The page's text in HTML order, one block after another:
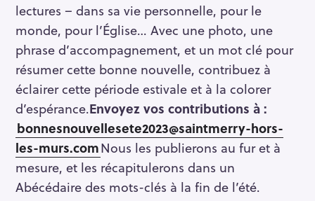
lectures – dans sa vie personnelle, pour le
monde, pour l’Église… Avec une photo, une
phrase d’accompagnement, et un mot clé pour
résumer cette bonne nouvelle, contribuez à
éclairer cette période estivale et à la colorer
d’espérance.Envoyez vos contributions à :
bonnesnouvellesete2023@saintmerry-hors-
les-murs.comNous les publierons au fur et à
mesure, et les récapitulerons dans un
Abécédaire des mots-clés à la fin de l’été.
S
e
a
r